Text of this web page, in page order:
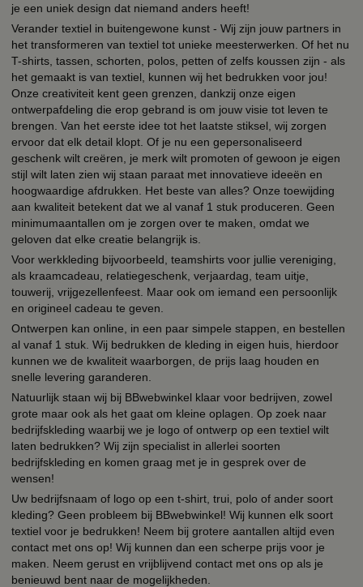
je een uniek design dat niemand anders heeft!
Verander textiel in buitengewone kunst - Wij zijn jouw partners in
het transformeren van textiel tot unieke meesterwerken. Of het nu
T-shirts, tassen, schorten, polos, petten of zelfs koussen zijn - als
het gemaakt is van textiel, kunnen wij het bedrukken voor jou!
Onze creativiteit kent geen grenzen, dankzij onze eigen
ontwerpafdeling die erop gebrand is om jouw visie tot leven te
brengen. Van het eerste idee tot het laatste stiksel, wij zorgen
ervoor dat elk detail klopt. Of je nu een gepersonaliseerd
geschenk wilt creëren, je merk wilt promoten of gewoon je eigen
stijl wilt laten zien wij staan paraat met innovatieve ideeën en
hoogwaardige afdrukken. Het beste van alles? Onze toewijding
aan kwaliteit betekent dat we al vanaf 1 stuk produceren. Geen
minimumaantallen om je zorgen over te maken, omdat we
geloven dat elke creatie belangrijk is.
Voor werkkleding bijvoorbeeld, teamshirts voor jullie vereniging,
als kraamcadeau, relatiegeschenk, verjaardag, team uitje,
touwerij, vrijgezellenfeest. Maar ook om iemand een persoonlijk
en origineel cadeau te geven.
Ontwerpen kan online, in een paar simpele stappen, en bestellen
al vanaf 1 stuk. Wij bedrukken de kleding in eigen huis, hierdoor
kunnen we de kwaliteit waarborgen, de prijs laag houden en
snelle levering garanderen.
Natuurlijk staan wij bij BBwebwinkel klaar voor bedrijven, zowel
grote maar ook als het gaat om kleine oplagen. Op zoek naar
bedrijfskleding waarbij we je logo of ontwerp op een textiel wilt
laten bedrukken? Wij zijn specialist in allerlei soorten
bedrijfskleding en komen graag met je in gesprek over de
wensen!
Uw bedrijfsnaam of logo op een t-shirt, trui, polo of ander soort
kleding? Geen probleem bij BBwebwinkel! Wij kunnen elk soort
textiel voor je bedrukken! Neem bij grotere aantallen altijd even
contact met ons op! Wij kunnen dan een scherpe prijs voor je
maken. Neem gerust en vrijblijvend contact met ons op als je
benieuwd bent naar de mogelijkheden.